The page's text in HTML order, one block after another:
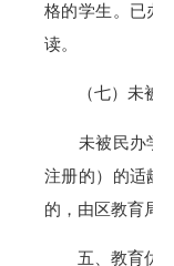
格的学生。已办
读。
（七）未被录
未被民办学校
注册的）的适龄
的，由区教育局
五、教育优待